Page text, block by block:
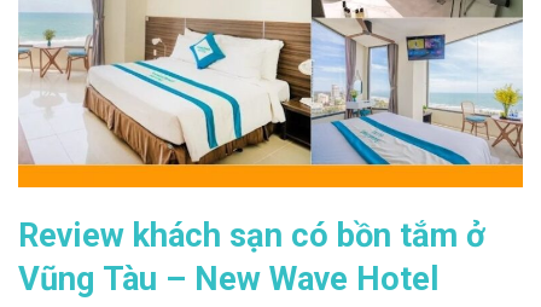
Review khách sạn có bồn tắm ở
Vũng Tàu – New Wave Hotel